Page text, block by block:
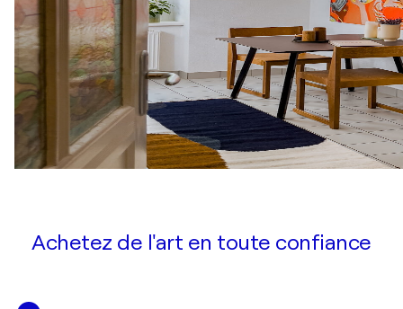
Achetez de l'art en toute confiance